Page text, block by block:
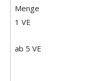
Menge
1 VE
ab 5 VE